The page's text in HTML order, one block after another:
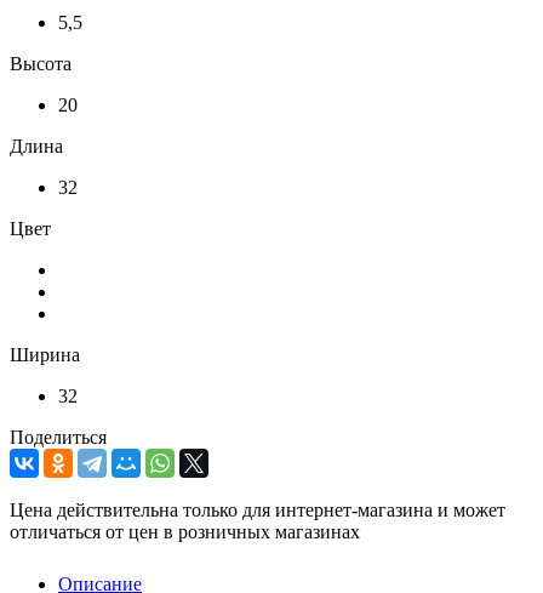
5,5
Высота
20
Длина
32
Цвет
Ширина
32
Поделиться
Цена действительна только для интернет-магазина и может
отличаться от цен в розничных магазинах
Описание